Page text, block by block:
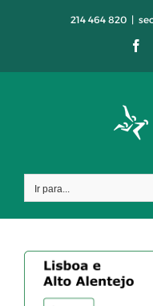
214 464 820 |
Ir para...